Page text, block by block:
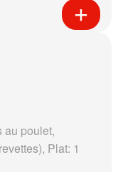
au poulet,
Plat: 1